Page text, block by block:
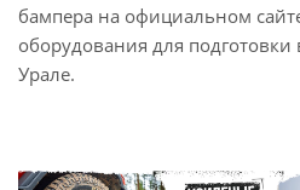
бампера на официальном
оборудования для
Урале.